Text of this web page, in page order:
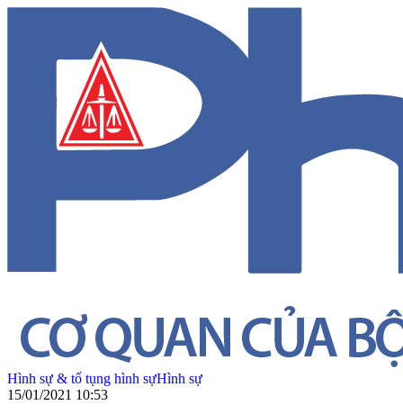
Hình sự & tố tụng hình sựHình sự
15/01/2021 10:53